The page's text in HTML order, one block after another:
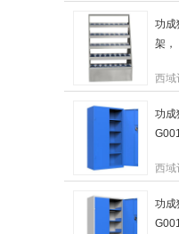
功成
架，
售卖
西域
功成
格：
西域
功成